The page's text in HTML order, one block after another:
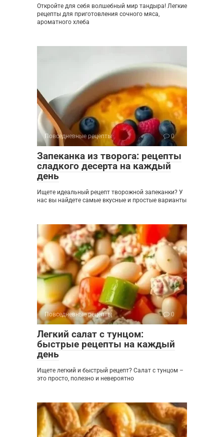
Откройте для себя волшебный мир тандыра! Легкие
рецепты для приготовления сочного мяса,
ароматного хлеба
Повседневные рецепты 0
Запеканка из творога: рецепты
сладкого десерта на каждый
день
Ищете идеальный рецепт творожной запеканки? У
нас вы найдете самые вкусные и простые варианты
Повседневные рецепты 0
Легкий салат с тунцом:
быстрые рецепты на каждый
день
Ищете легкий и быстрый рецепт? Салат с тунцом –
это просто, полезно и невероятно